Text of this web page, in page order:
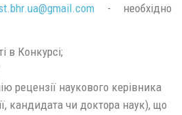
gmail.com - необхідно
в Конкурсі;
рецензії наукового керівника
кандидата чи доктора наук), що